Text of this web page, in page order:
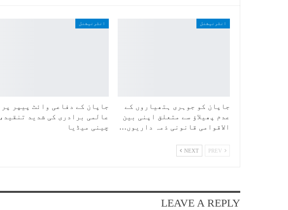
انٹرنیشنل
جاپان کو جوہری ہتھیاروں کے
عدم پھیلاؤ سے متعلق اپنی بین
الاقوامی قانونی ذمہ داریوں…
انٹرنیشنل
جاپان کے دفاعی وائٹ پیپر پر
عالمی برادری کی شدید تنقید،
چینی میڈیا
NEXT
LEAVE A REPLY